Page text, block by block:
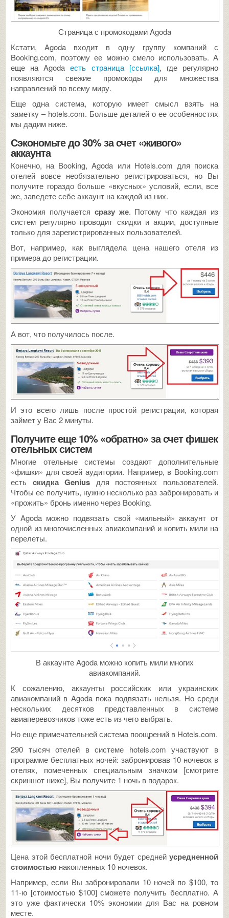
Страница с промокодами Agoda
Кстати, Agoda входит в одну группу компаний с
Booking.com, поэтому ее можно смело использовать. А
еще на Agodaесть страница [ссылка], где регулярно
появляются свежие промокоды для множества
направлений по всему миру.
Еще одна система, которую имеет смысл взять на
заметку – hotels.com. Больше деталей о ее особенностях
мы дадим ниже.
Сэкономьте до 30% за счет «живого»
аккаунта
Конечно, на Booking, Agoda или Hotels.com для поиска
отелей вовсе необязательно регистрироваться, но Вы
получите гораздо больше «вкусных» условий, если, все
же, заведете себе аккаунт на каждой из них.
Экономия получается сразу же. Потому что каждая из
систем регулярно проводит скидки и акции, доступные
только для зарегистрированных пользователей.
Вот, например, как выглядела цена нашего отеля из
примера до регистрации.
А вот, что получилось после.
И это всего лишь после простой регистрации, которая
займет у Вас 2 минуты.
Получите еще 10% «обратно» за счет фишек
отельных систем
Многие отельные системы создают дополнительные
«фишки» для своей аудитории. Например, в Booking.com
есть скидка Genius для постоянных пользователей.
Чтобы ее получить, нужно несколько раз забронировать и
«прожить» бронь именно через Booking.
У Agoda можно подвязать свой «мильный» аккаунт от
одной из многочисленных авиакомпаний и копить мили на
перелеты.
В аккаунте Agoda можно копить мили многих
авиакомпаний.
К сожалению, аккаунты российских или украинских
авиакомпаний в Agoda пока подвязать нельзя. Но среди
нескольких десятков представленных в системе
авиаперевозчиков тоже есть из чего выбрать.
Но еще примечательней система поощрений в Hotels.com.
290 тысяч отелей в системе hotels.com участвуют в
программе бесплатных ночей: забронировав 10 ночевок в
отелях, помеченных специальным значком [смотрите
скриншот ниже], Вы получите 1 ночь в подарок.
Цена этой бесплатной ночи будет средней усредненной
стоимостью накопленных 10 ночевок.
Например, если Вы забронировали 10 ночей по $100, то
11-ю [стоимостью $100] сможете получить бесплатно. А
это уже фактически 10% экономии для Вас на ровном
месте.